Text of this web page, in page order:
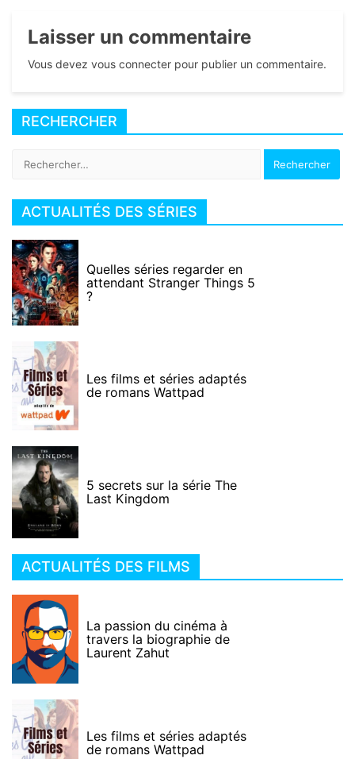
Laisser un commentaire
Vous devez vous connecter pour publier un commentaire.
RECHERCHER
ACTUALITÉS DES SÉRIES
Quelles séries regarder en
attendant Stranger Things 5
?
Les films et séries adaptés
de romans Wattpad
5 secrets sur la série The
Last Kingdom
ACTUALITÉS DES FILMS
La passion du cinéma à
travers la biographie de
Laurent Zahut
Les films et séries adaptés
de romans Wattpad